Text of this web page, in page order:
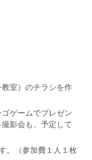
教室）のチラシを作
ゲームでプレゼン
影会も、予定して
。（参加費１人１枚